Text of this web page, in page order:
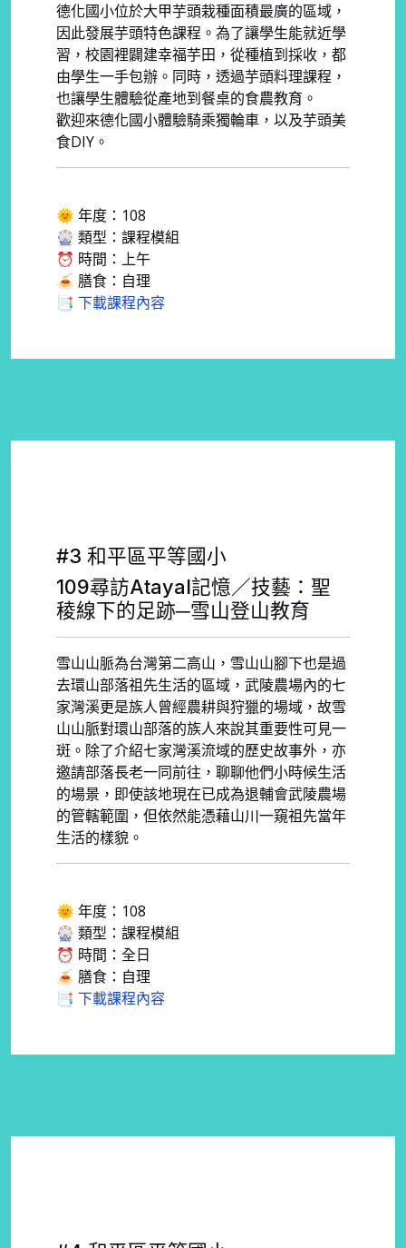
德化國小位於大甲芋頭栽種面積最廣的區域，
因此發展芋頭特色課程。為了讓學生能就近學
習，校園裡闢建幸福芋田，從種植到採收，都
由學生一手包辦。同時，透過芋頭料理課程，
也讓學生體驗從產地到餐桌的食農教育。
歡迎來德化國小體驗騎乘獨輪車，以及芋頭美
食DIY。
🌞 年度：108
🎡 類型：課程模組
⏰ 時間：上午
🍝 膳食：自理
📑 下載課程內容
#3 和平區平等國小
109尋訪Atayal記憶／技藝：聖
稜線下的足跡─雪山登山教育
雪山山脈為台灣第二高山，雪山山腳下也是過
去環山部落祖先生活的區域，武陵農場內的七
家灣溪更是族人曾經農耕與狩獵的場域，故雪
山山脈對環山部落的族人來說其重要性可見一
斑。除了介紹七家灣溪流域的歷史故事外，亦
邀請部落長老一同前往，聊聊他們小時候生活
的場景，即使該地現在已成為退輔會武陵農場
的管轄範圍，但依然能憑藉山川一窺祖先當年
生活的樣貌。
🌞 年度：108
🎡 類型：課程模組
⏰ 時間：全日
🍝 膳食：自理
📑 下載課程內容